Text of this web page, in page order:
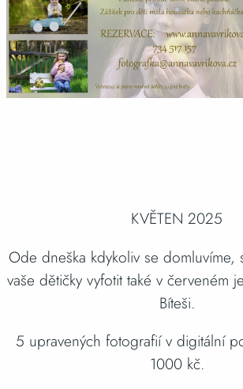
KVĚTEN 2025
Ode dneška kdykoliv se domluvíme,
vaše dětičky vyfotit také v červeném
Bíteši.
5 upravených fotografií v digitální
1000 kč.